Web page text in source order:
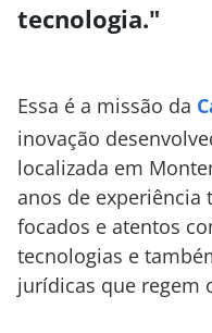
tecnologia."
Essa é a missão da
inovação
localizada em
anos de experiência
focados e atentos
tecnologias e
jurídicas que regem